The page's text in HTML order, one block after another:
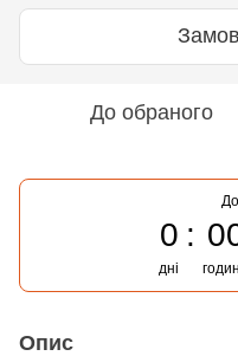
До обраного
0
дні
Опис